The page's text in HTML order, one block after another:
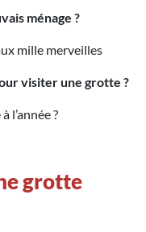
ménage ?
mille merveilles
visiter une grotte ?
?
grotte